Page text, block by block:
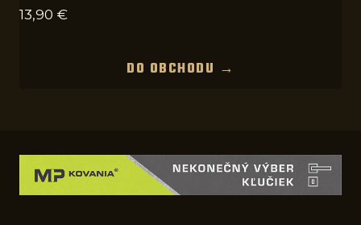
13,90 €
DO OBCHODU →